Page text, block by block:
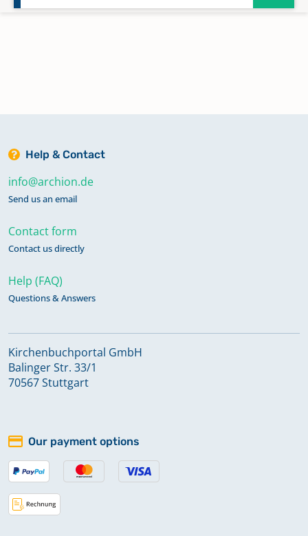
Help & Contact
info@archion.de
Send us an email
Contact form
Contact us directly
Help (FAQ)
Questions & Answers
Kirchenbuchportal GmbH
Balinger Str. 33/1
70567 Stuttgart
Our payment options